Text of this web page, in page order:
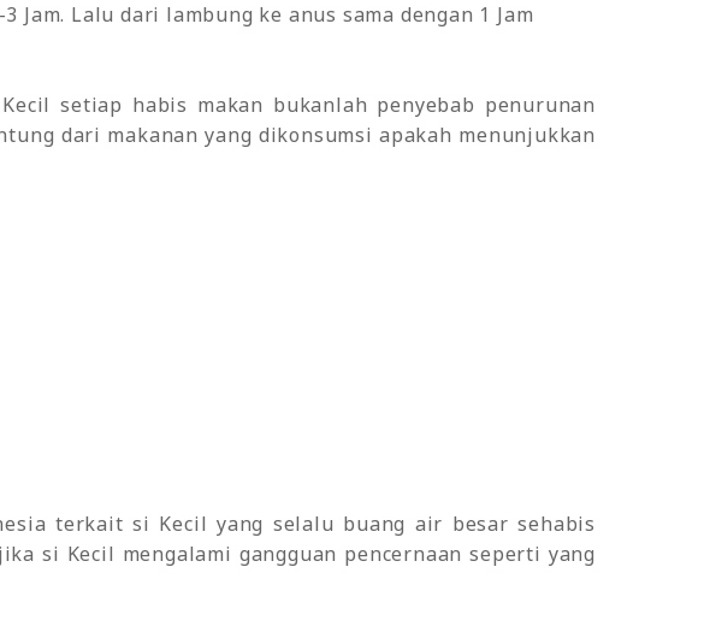
Lalu dari lambung ke anus sama dengan 1 Jam
setiap habis makan bukanlah penyebab penurunan
dari makanan yang dikonsumsi apakah menunjukkan
terkait si Kecil yang selalu buang air besar sehabis
si Kecil mengalami gangguan pencernaan seperti yang